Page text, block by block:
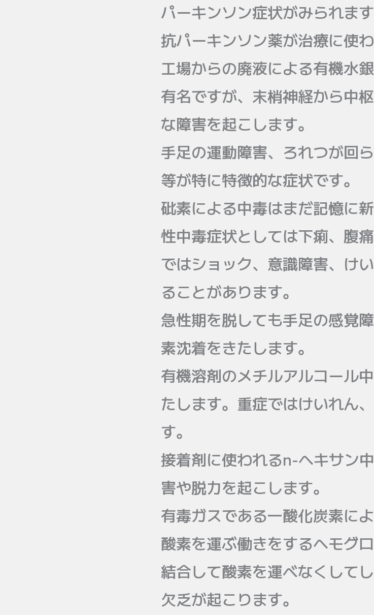
パーキンソン症状がみられます
抗パーキンソン薬が治療に使わ
工場からの廃液による有機水
有名ですが、末梢神経から中
な障害を起こします。
手足の運動障害、ろれつが回
等が特に特徴的な症状です。
砒素による中毒はまだ記憶に
性中毒症状としては下痢、腹
ではショック、意識障害、け
ることがあります。
急性期を脱しても手足の感覚
素沈着をきたします。
有機溶剤のメチルアルコール
たします。重症ではけいれん
す。
接着剤に使われるn-ヘキサン
害や脱力を起こします。
有毒ガスである一酸化炭素に
酸素を運ぶ働きをするヘモグ
結合して酸素を運べなくして
欠乏が起こります。